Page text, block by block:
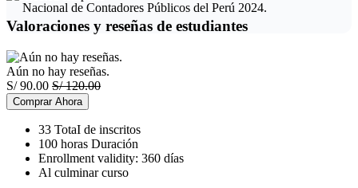
Nacional de Contadores Públicos del Perú 2024.
Valoraciones y reseñas de estudiantes
Aún no hay reseñas.
S/90.00 S/120.00
Comprar Ahora
33 TotaI de inscritos
100 horas Duración
Enrollment validity: 360 días
Al culminar curso